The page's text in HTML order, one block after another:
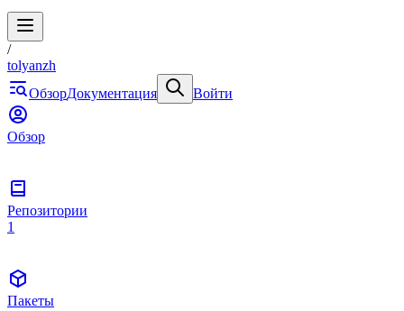
/
tolyanzh
ОбзорДокументация Войти
Обзор
Репозитории
1
Пакеты